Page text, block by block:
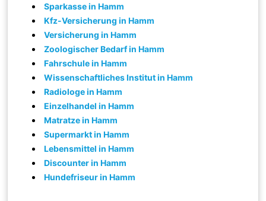
Sparkasse in Hamm
Kfz-Versicherung in Hamm
Versicherung in Hamm
Zoologischer Bedarf in Hamm
Fahrschule in Hamm
Wissenschaftliches Institut in Hamm
Radiologe in Hamm
Einzelhandel in Hamm
Matratze in Hamm
Supermarkt in Hamm
Lebensmittel in Hamm
Discounter in Hamm
Hundefriseur in Hamm